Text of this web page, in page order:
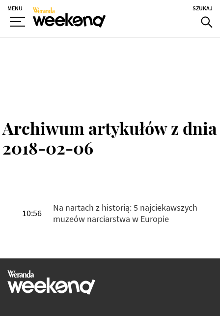
MENU SZUKAJ
Archiwum artykułów z dnia
2018-02-06
10:56
Na nartach z historią: 5 najciekawszych
muzeów narciarstwa w Europie